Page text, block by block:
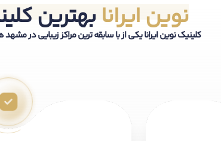
نوین ایرانابهترین
کلینیک نوین ایرانا یکی از با سابقه ترین مراکز زیبایی در